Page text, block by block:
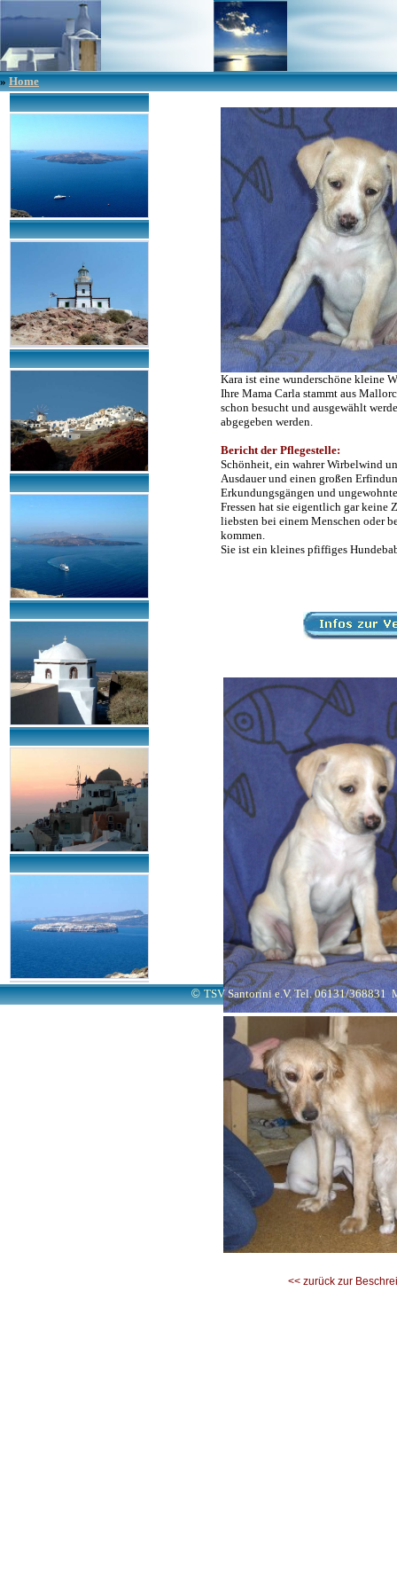
»Home
Kara ist eine wunderschöne kleine
Ihre Mama Carla stammt aus
schon besucht und ausgewählt
abgegeben werden.
Bericht der Pflegestelle:
Schönheit, ein wahrer Wirbelwind
Ausdauer und einen großen
Erkundungsgängen und
Fressen hat sie eigentlich gar keine
liebsten bei einem Menschen oder
kommen.
Sie ist ein kleines pfiffiges
<< zurück zur
©TSV Santorini e.V. Tel. 06131/368831